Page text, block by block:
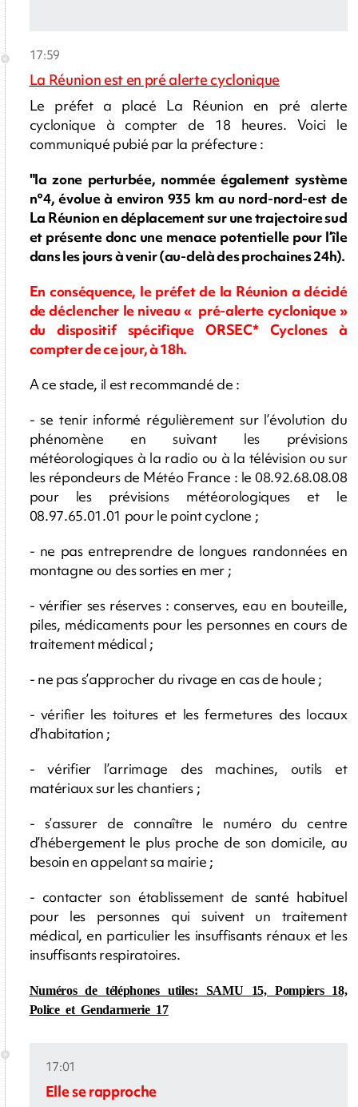
17:59
La Réunion est en pré alerte cyclonique
Le préfet a placé La Réunion en pré alerte
cyclonique à compter de 18 heures. Voici le
communiqué pubié par la préfecture :
"la zone perturbée, nommée également système
n°4, évolue à environ 935 km au nord-nord-est de
La Réunion en déplacement sur une trajectoire sud
et présente donc une menace potentielle pour l’île
dans les jours à venir (au-delà des prochaines 24h).
En conséquence, le préfet de la Réunion a décidé
de déclencher le niveau « pré-alerte cyclonique »
du dispositif spécifique ORSEC* Cyclones à
compter de ce jour, à 18h.
A ce stade, il est recommandé de :
- se tenir informé régulièrement sur l’évolution du
phénomène en suivant les prévisions
météorologiques à la radio ou à la télévision ou sur
les répondeurs de Météo France : le 08.92.68.08.08
pour les prévisions météorologiques et le
08.97.65.01.01 pour le point cyclone ;
- ne pas entreprendre de longues randonnées en
montagne ou des sorties en mer ;
- vérifier ses réserves : conserves, eau en bouteille,
piles, médicaments pour les personnes en cours de
traitement médical ;
- ne pas s’approcher du rivage en cas de houle ;
- vérifier les toitures et les fermetures des locaux
d’habitation ;
- vérifier l’arrimage des machines, outils et
matériaux sur les chantiers ;
- s’assurer de connaître le numéro du centre
d’hébergement le plus proche de son domicile, au
besoin en appelant sa mairie ;
- contacter son établissement de santé habituel
pour les personnes qui suivent un traitement
médical, en particulier les insuffisants rénaux et les
insuffisants respiratoires.
Numéros de téléphones utiles: SAMU 15, Pompiers 18,
Police et Gendarmerie 17
17:01
Elle se rapproche